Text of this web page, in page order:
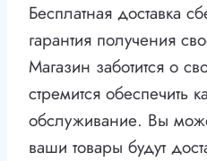
Бесплатная доставка
гарантия получения
Магазин заботится о
стремится обеспечить
обслуживание. Вы
ваши товары будут